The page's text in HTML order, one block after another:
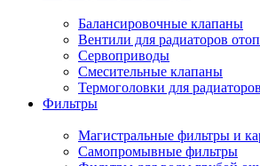
Балансировочные клапаны
Вентили для радиаторов
Сервоприводы
Смесительные клапаны
Термоголовки для
Фильтры
Магистральные фильтры и
Самопромывные фильтры